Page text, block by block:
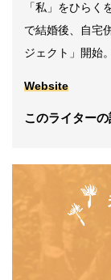
「私」をひらく
で結婚後、自宅
ジェクト」開始
Website
このライター